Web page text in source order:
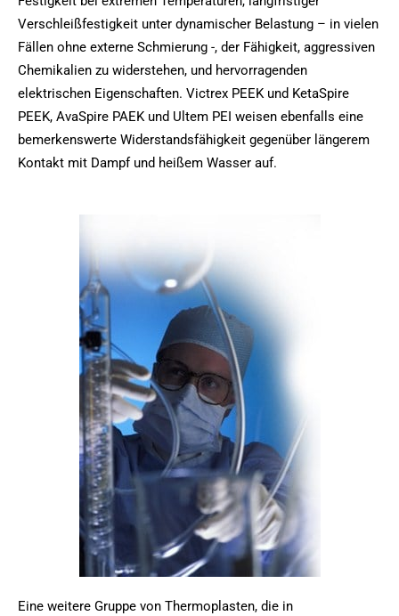
Verschleißfestigkeit unter dynamischer Belastung – in vielen
Fällen ohne externe Schmierung -, der Fähigkeit, aggressiven
Chemikalien zu widerstehen, und hervorragenden
elektrischen Eigenschaften. Victrex PEEK und KetaSpire
PEEK, AvaSpire PAEK und Ultem PEI weisen ebenfalls eine
bemerkenswerte Widerstandsfähigkeit gegenüber längerem
Kontakt mit Dampf und heißem Wasser auf.
Eine weitere Gruppe von Thermoplasten, die in